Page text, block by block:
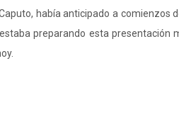
había anticipado a comienzos
preparando esta presentación